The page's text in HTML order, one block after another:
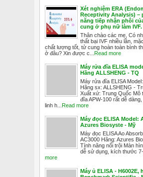
Xét nghiệm ERA
Receptivity Analysis) –
năng tiếp nhận phôi
cung ở phụ nữ làm IVF.
Thân chào các mẹ, Có
thất bại IVF nhiều lần,
chất lượng tốt, tử cung hoàn toàn bình
ở đâu? Xin được c... Read more
Máy rửa đĩa ELISA
Hãng ALLSHENG - TQ
Máy rửa đĩa ELISA
Hãng sx: ALLSHENG -
Xuất xứ: Trung Quốc Mô
đĩa APW-100 rất dễ
linh h... Read more
Máy đọc ELISA Model:
Azures Biosyste - Mỹ
Máy đọc ELISA Ao
AC3000 Hãng: Azures
Tính năng nổi trội Màn
dễ sử dụng, kích thước 7-
more
Máy ủ ELISA - H6002E,